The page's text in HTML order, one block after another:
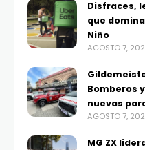
Disfraces,
que
Niño
AGOSTO 7,
Bomberos
nuevas
AGOSTO 7,
MG ZX